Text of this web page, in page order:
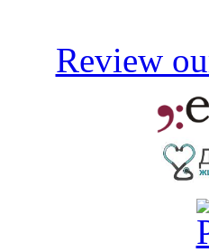
Review